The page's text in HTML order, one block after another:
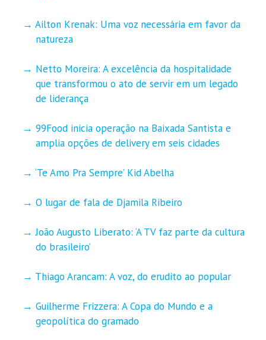
Ailton Krenak: Uma voz necessária em favor da
natureza
Netto Moreira: A excelência da hospitalidade
que transformou o ato de servir em um legado
de liderança
99Food inicia operação na Baixada Santista e
amplia opções de delivery em seis cidades
‘Te Amo Pra Sempre’ Kid Abelha
O lugar de fala de Djamila Ribeiro
João Augusto Liberato: ‘A TV faz parte da cultura
do brasileiro’
Thiago Arancam: A voz, do erudito ao popular
Guilherme Frizzera: A Copa do Mundo e a
geopolítica do gramado